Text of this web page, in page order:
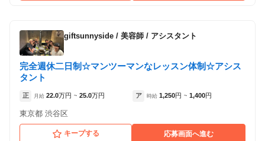
giftsunnyside / 美容師 / アシスタント
完全週休二日制☆マンツーマンなレッスン体制☆アシス
タント
正 月給 22.0万円 ~ 25.0万円 ア 時給 1,250円 ~ 1,400円
東京都 渋谷区
キープする 応募画面へ進む